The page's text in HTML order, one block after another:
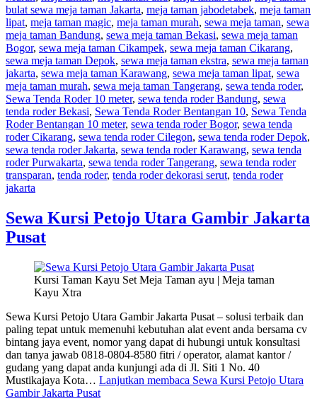
bulat sewa meja taman Jakarta, meja taman jabodetabek, meja taman
lipat, meja taman magic, meja taman murah, sewa meja taman, sewa
meja taman Bandung, sewa meja taman Bekasi, sewa meja taman
Bogor, sewa meja taman Cikampek, sewa meja taman Cikarang,
sewa meja taman Depok, sewa meja taman ekstra, sewa meja taman
jakarta, sewa meja taman Karawang, sewa meja taman lipat, sewa
meja taman murah, sewa meja taman Tangerang, sewa tenda roder,
Sewa Tenda Roder 10 meter, sewa tenda roder Bandung, sewa
tenda roder Bekasi, Sewa Tenda Roder Bentangan 10, Sewa Tenda
Roder Bentangan 10 meter, sewa tenda roder Bogor, sewa tenda
roder Cikarang, sewa tenda roder Cilegon, sewa tenda roder Depok,
sewa tenda roder Jakarta, sewa tenda roder Karawang, sewa tenda
roder Purwakarta, sewa tenda roder Tangerang, sewa tenda roder
transparan, tenda roder, tenda roder dekorasi serut, tenda roder
jakarta
Sewa Kursi Petojo Utara Gambir Jakarta
Pusat
Kursi Taman Kayu Set Meja Taman ayu | Meja taman
Kayu Xtra
Sewa Kursi Petojo Utara Gambir Jakarta Pusat – solusi terbaik dan
paling tepat untuk memenuhi kebutuhan alat event anda bersama cv
bintang jaya event, nomor yang dapat di hubungi untuk konsultasi
dan tanya jawab 0818-0804-8580 fitri / operator, alamat kantor /
gudang yang dapat anda kunjungi ada di Jl. Siti 1 No. 40
Mustikajaya Kota… Lanjutkan membaca Sewa Kursi Petojo Utara
Gambir Jakarta Pusat